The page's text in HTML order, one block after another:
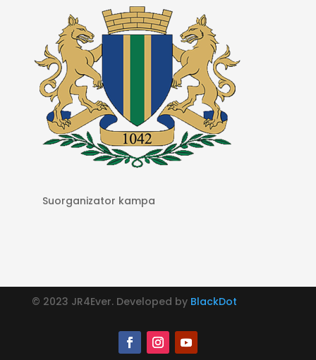
Suorganizator kampa
© 2023 JR4Ever. Developed by BlackDot